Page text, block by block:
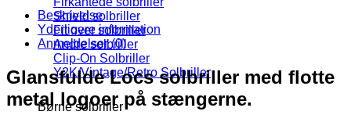
Shield solbriller
Fit over solbriller
Andre solbriller
Clip-On Solbriller
Y2K/Vintage/Retro Solbriller
Børne solbriller
spejlglas
antal
Beskrivelse
Yderligere information
Anmeldelser (0)
Glansfulde Locs solbriller med flotte
metal logoer på stængerne.